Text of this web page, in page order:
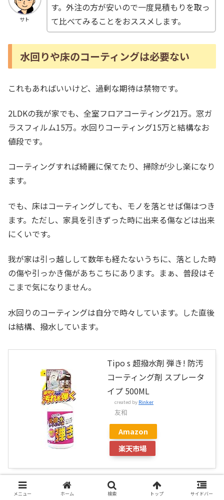
サト
す。外注の方が安いので一度見積もりを取っ
て比べてみることをおススメします。
水回りや床のコーティングは必要ない
これもあればいいけど、過剰な期待は禁物です。
2LDKの我が家でも、全室フロアコーティング21万。窓ガ
ラスフィルム15万。水回りコーティング15万と結構なお
値段です。
コーティングすれば綺麗に保てたり、掃除が少し楽になり
ます。
でも、床はコーティングしても、モノを落とせば傷はつき
ます。ただし、家具を引きずった時に出来る傷などは出来
にくいです。
我が家は引っ越しして数年も経たないうちに、落とした時
の傷や引っかき傷があちこちにあります。まぁ、普段はそ
こまで気になりません。
水回りのコーティングは自分で時々しています。した直後
は結構、撥水しています。
Tipo s 超撥水剤 弾き! 防汚
コーティング剤 スプレータ
イプ 500ML
created by Rinker
友和
Amazon
楽天市場
ガラスのフィルムは特にしていません。今のところ床の色
メニュー ホーム 検索 トップ サイドバー